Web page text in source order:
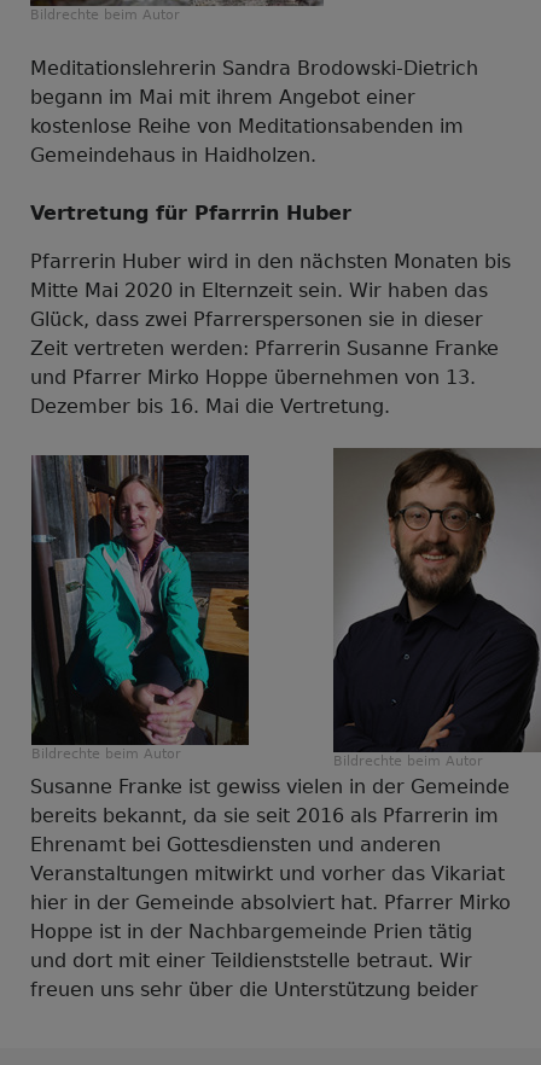
Bildrechte beim Autor
Meditationslehrerin Sandra Brodowski-Dietrich
begann im Mai mit ihrem Angebot einer
kostenlose Reihe von Meditationsabenden im
Gemeindehaus in Haidholzen.
Vertretung für Pfarrrin Huber
Pfarrerin Huber wird in den nächsten Monaten bis
Mitte Mai 2020 in Elternzeit sein. Wir haben das
Glück, dass zwei Pfarrerspersonen sie in dieser
Zeit vertreten werden: Pfarrerin Susanne Franke
und Pfarrer Mirko Hoppe übernehmen von 13.
Dezember bis 16. Mai die Vertretung.
Bildrechte beim Autor Bildrechte beim Autor
Susanne Franke ist gewiss vielen in der Gemeinde
bereits bekannt, da sie seit 2016 als Pfarrerin im
Ehrenamt bei Gottesdiensten und anderen
Veranstaltungen mitwirkt und vorher das Vikariat
hier in der Gemeinde absolviert hat. Pfarrer Mirko
Hoppe ist in der Nachbargemeinde Prien tätig
und dort mit einer Teildienststelle betraut. Wir
freuen uns sehr über die Unterstützung beider